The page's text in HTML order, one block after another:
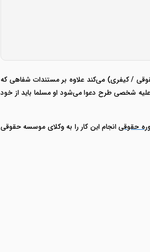
/ کیفری) می‌کند علاوه بر مستندات شفاهی که
علیه شخصی طرح دعوا می‌شود او مسلما باید از خود
حقوقیانجام این کار را به وکلای موسسه حقوقی